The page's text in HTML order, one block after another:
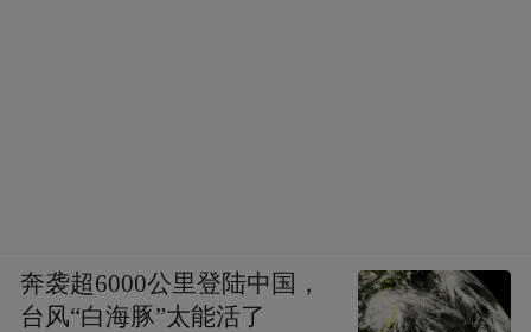
奔袭超6000公里登陆中国，
台风“白海豚”太能活了